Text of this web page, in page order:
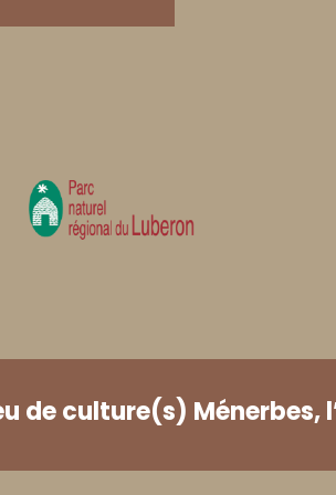
de culture(s) Ménerbes,